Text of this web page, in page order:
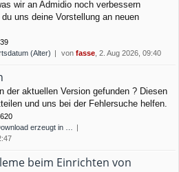
wir an Admidio noch verbessern
uns deine Vorstellung an neuen
(Alter) von fasse , 2. Aug 2026, 09:40
der aktuellen Version gefunden ? Diesen
und uns bei der Fehlersuche helfen.
erzeugt in …
beim Einrichten von